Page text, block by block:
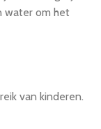
water om het
van kinderen.